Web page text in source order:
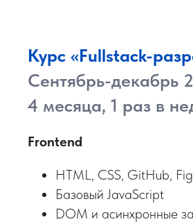
Курс «Fullstack-
Сентябрь-декабрь
4 месяца, 1 раз в
Frontend
HTML, CSS, GitHub,
Базовый JavaScript
DOM и асинхронные
Команда помощи
Организатор